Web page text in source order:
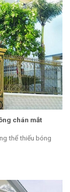
chán mắt
thể thiếu bóng